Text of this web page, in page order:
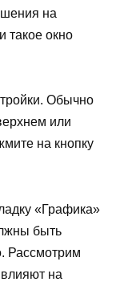
на
такое окно
Обычно
или
на кнопку
«Графика»
быть
Рассмотрим
на